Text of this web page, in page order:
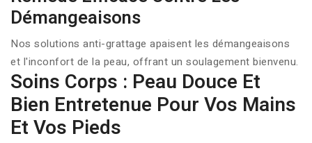
Démangeaisons
Nos solutions anti-grattage apaisent les démangeaisons
et l'inconfort de la peau, offrant un soulagement bienvenu.
Soins Corps : Peau Douce Et
Bien Entretenue Pour Vos Mains
Et Vos Pieds